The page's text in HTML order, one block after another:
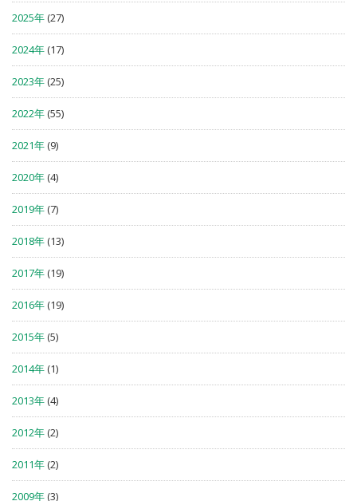
2025年(27)
2024年(17)
2023年(25)
2022年(55)
2021年(9)
2020年(4)
2019年(7)
2018年(13)
2017年(19)
2016年(19)
2015年(5)
2014年(1)
2013年(4)
2012年(2)
2011年(2)
2009年(3)